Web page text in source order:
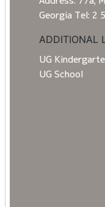
Georgia Tel: 2
ADDITIONAL
UG
UG School